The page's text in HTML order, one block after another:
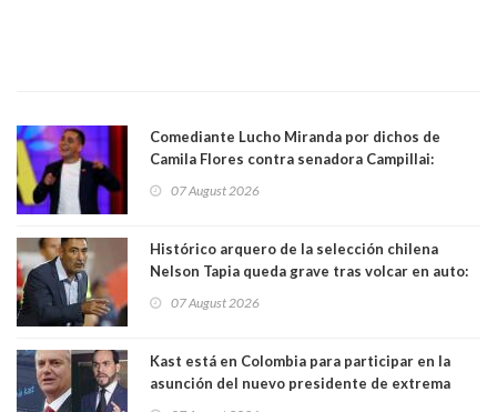
Comediante Lucho Miranda por dichos de
Camila Flores contra senadora Campillai:
forma de quitar dignidad"
07 August 2026
Histórico arquero de la selección chilena
Nelson Tapia queda grave tras volcar en auto:
07 August 2026
Kast está en Colombia para participar en la
asunción del nuevo presidente de extrema